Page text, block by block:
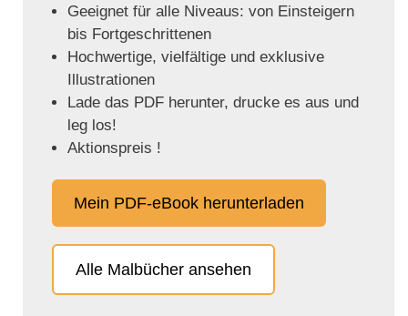
Geeignet für alle Niveaus: von Einsteigern
bis Fortgeschrittenen
Hochwertige, vielfältige und exklusive
Illustrationen
Lade das PDF herunter, drucke es aus und
leg los!
Aktionspreis !
Mein PDF-eBook herunterladen
Alle Malbücher ansehen